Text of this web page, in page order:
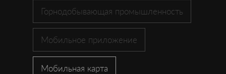
Горнодобывающая промышленность
Мобильное приложение
Мобильная карта